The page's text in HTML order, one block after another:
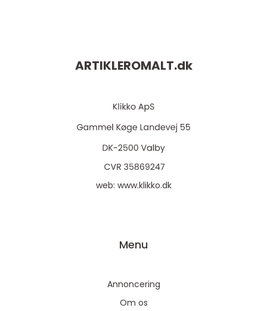
ARTIKLEROMALT.dk
web: www.klikko.dk
Menu
Annoncering
Om os